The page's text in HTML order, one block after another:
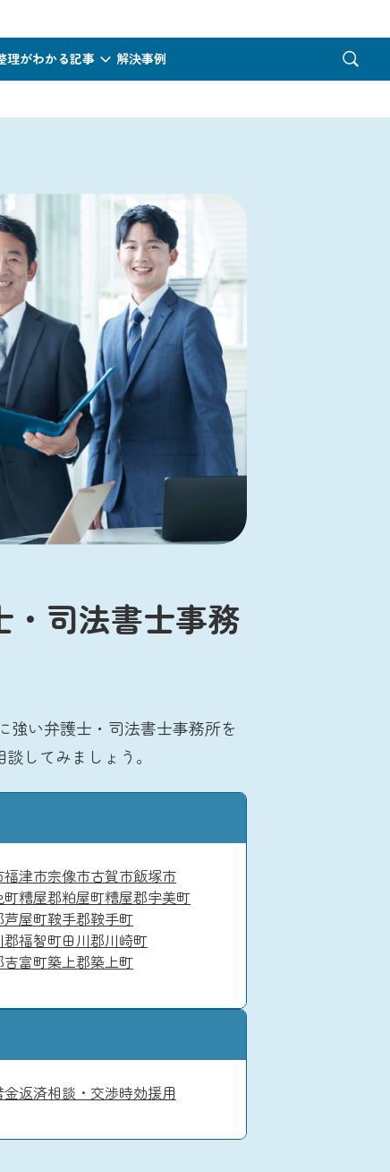
理がわかる記事 解決事例
・司法書士事務
強い弁護士・司法書士事務所を
してみましょう。
福津市宗像市古賀市飯塚市
町糟屋郡粕屋町糟屋郡宇美町
芦屋町鞍手郡鞍手町
郡福智町田川郡川崎町
吉富町築上郡築上町
金返済相談・交渉時効援用